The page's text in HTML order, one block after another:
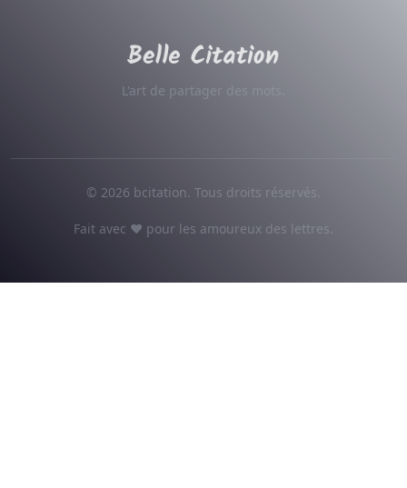
L'art de partager des mots.
© 2026 bcitation. Tous droits réservés.
Fait avec ♥ pour les amoureux des lettres.